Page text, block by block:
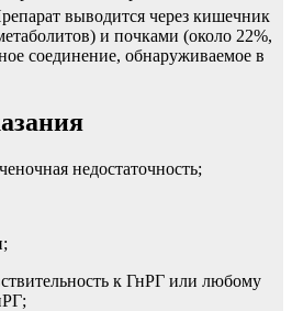
выводится через кишечник
и почками (около 22%,
соединение, обнаруживаемое в
недостаточность;
к ГнРГ или любому